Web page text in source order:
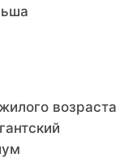
возраста